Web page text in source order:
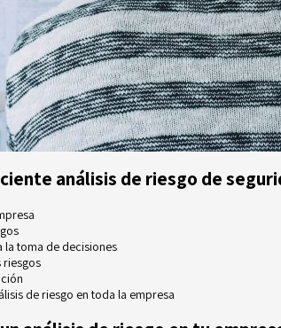
análisis de riesgo de
la toma de decisiones
riesgos
de riesgo en toda la empresa